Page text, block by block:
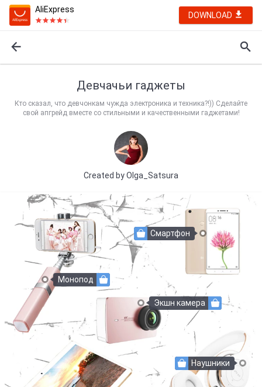
AliExpress
DOWNLOAD
Девчачьи гаджеты
Кто сказал, что девчонкам чужда электроника и техника?!)) Сделайте
свой апгрейд вместе со стильными и качественными гаджетами!
Created byOlga_Satsura
Экшн камера
Наушники
Смартфон
Монопод